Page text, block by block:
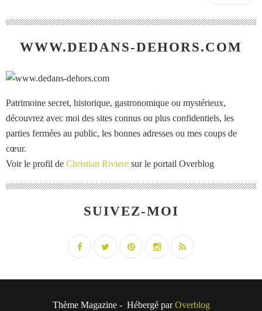
WWW.DEDANS-DEHORS.COM
Patrimoine secret, historique, gastronomique ou mystérieux,
découvrez avec moi des sites connus ou plus confidentiels, les
parties fermées au public, les bonnes adresses ou mes coups de
cœur.
Voir le profil de Christian Riviere sur le portail Overblog
SUIVEZ-MOI
Thème Magazine - Hébergé parOverblog